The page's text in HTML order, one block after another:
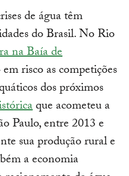
de água têm
do Brasil. No Rio
na Baía de
risco as competições
dos próximos
que acometeu a
Paulo, entre 2013 e
sua produção rural e
a economia